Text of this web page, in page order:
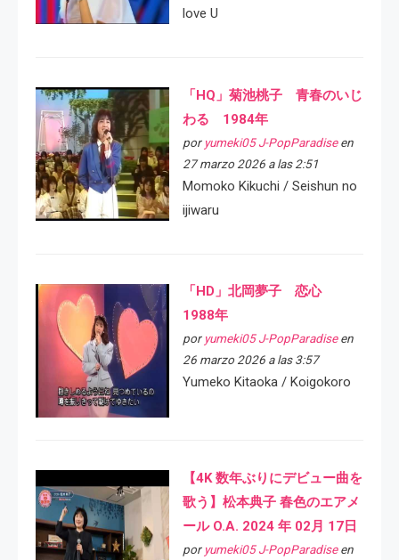
love U
「HQ」菊池桃子 青春のいじ
わる 1984年
por yumeki05 J-PopParadiseen
27 marzo 2026 a las 2:51
Momoko Kikuchi / Seishun no
ijiwaru
「HD」北岡夢子 恋心
1988年
por yumeki05 J-PopParadiseen
26 marzo 2026 a las 3:57
Yumeko Kitaoka / Koigokoro
【4K 数年ぶりにデビュー曲を
歌う】松本典子 春色のエアメ
ール O.A. 2024 年 02月 17日
por yumeki05 J-PopParadiseen